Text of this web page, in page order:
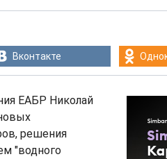
Вконтакте
ЕАБР Николай
решения
"водного